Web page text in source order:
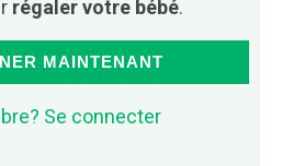
régaler votre bébé.
MAINTENANT
Se connecter